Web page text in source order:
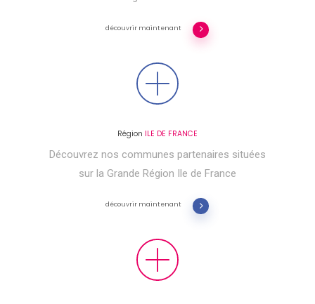
découvrir maintenant
Région ILE DE FRANCE
Découvrez nos communes partenaires situées
sur la Grande Région Ile de France
découvrir maintenant